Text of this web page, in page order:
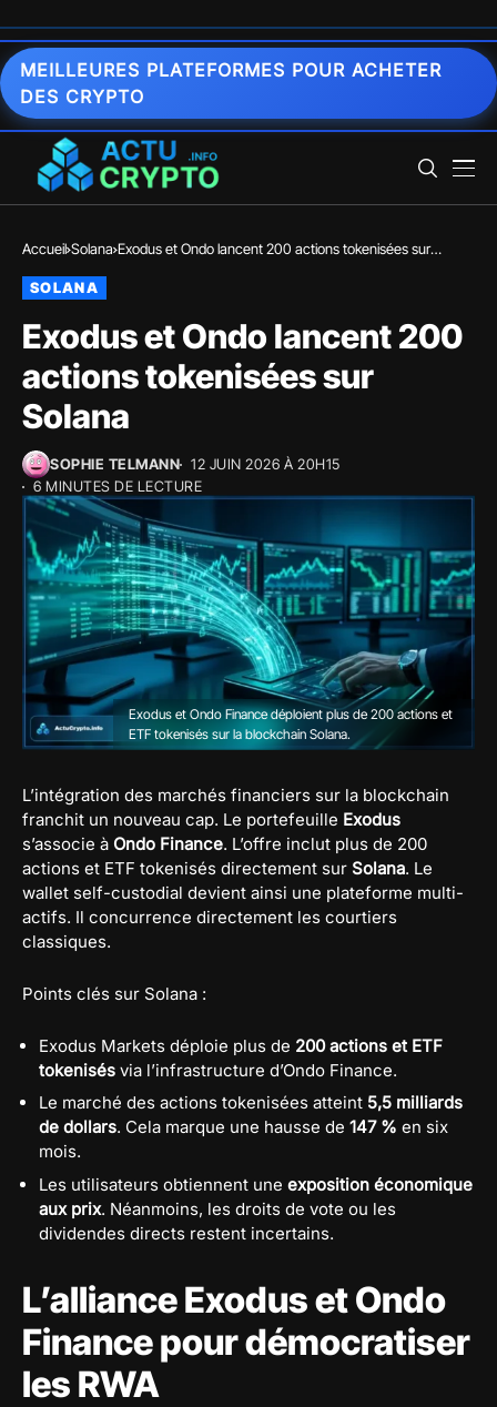
MEILLEURES PLATEFORMES POUR ACHETER
DES CRYPTO
Accueil Solana Exodus et Ondo lancent 200 actions tokenisées sur
SOLANA
Exodus et Ondo lancent 200
actions tokenisées sur
Solana
SOPHIE TELMANN
12 JUIN 2026 À 20H15
6 MINUTES DE LECTURE
Exodus et Ondo Finance déploient plus de 200 actions et
ETF tokenisés sur la blockchain Solana.
L’intégration des marchés financiers sur la blockchain
franchit un nouveau cap. Le portefeuille Exodus
s’associe à Ondo Finance. L’offre inclut plus de 200
actions et ETF tokenisés directement sur Solana. Le
wallet self-custodial devient ainsi une plateforme multi-
actifs. Il concurrence directement les courtiers
classiques.
Points clés sur Solana :
Exodus Markets déploie plus de 200 actions et ETF
tokenisés via l’infrastructure d’Ondo Finance.
Le marché des actions tokenisées atteint 5,5 milliards
de dollars. Cela marque une hausse de 147 % en six
mois.
Les utilisateurs obtiennent une exposition économique
aux prix. Néanmoins, les droits de vote ou les
dividendes directs restent incertains.
L’alliance Exodus et Ondo
Finance pour démocratiser
les RWA